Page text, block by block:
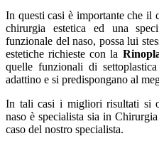
In questi casi è importante che il
chirurgia estetica ed una
funzionale del naso, possa lui
estetiche richieste con la
quelle funzionali di
adattino e si predispongano al
In tali casi i migliori risultati si
naso è specialista sia in
caso del nostro specialista.